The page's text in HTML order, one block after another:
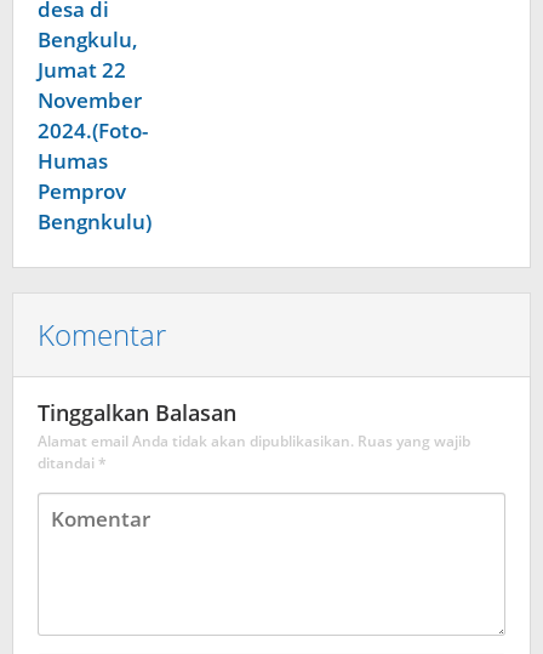
Komentar
Tinggalkan Balasan
Alamat email Anda tidak akan dipublikasikan. Ruas yang wajib
ditandai *